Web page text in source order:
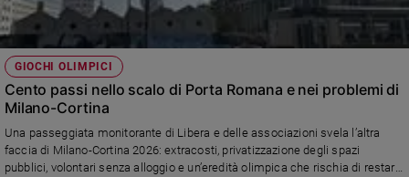
inclusione
Costume
Cultura
e
spettacoli
Sanremo
2026
GIOCHI OLIMPICI
Cento passi nello scalo di Porta Romana e nei problemi di
Milano-Cortina
Una passeggiata monitorante di Libera e delle associazioni svela l’altra
faccia di Milano-Cortina 2026: extracosti, privatizzazione degli spazi
pubblici, volontari senza alloggio e un’eredità olimpica che rischia di restare